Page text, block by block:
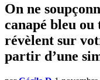
On ne
canapé bleu ou
révèlent sur
partir d’une